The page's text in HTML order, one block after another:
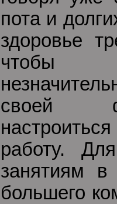
пота и
здоровье
чтобы
своей
работу.
занятиям в
большего